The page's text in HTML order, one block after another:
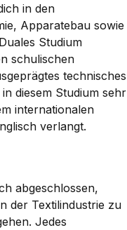
in den
Apparatebau sowie
Studium
schulischen
technisches
diesem Studium sehr
internationalen
verlangt.
abgeschlossen,
der Textilindustrie zu
Jedes